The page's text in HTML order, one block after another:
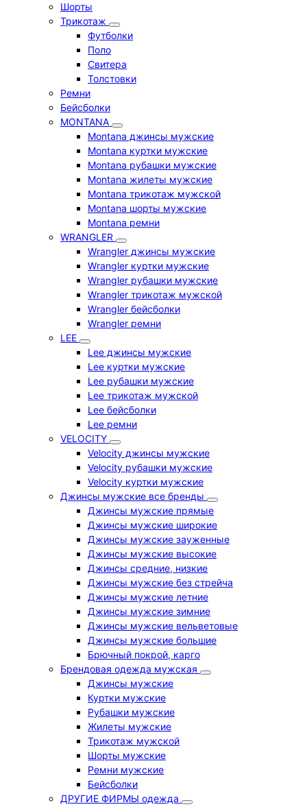
Шорты
Трикотаж
Футболки
Поло
Свитера
Толстовки
Ремни
Бейсболки
MONTANA
Montana джинсы мужские
Montana куртки мужские
Montana рубашки мужские
Montana жилеты мужские
Montana трикотаж мужской
Montana шорты мужские
Montana ремни
WRANGLER
Wrangler джинсы мужские
Wrangler куртки мужские
Wrangler рубашки мужские
Wrangler трикотаж мужской
Wrangler бейсболки
Wrangler ремни
LEE
Lee джинсы мужские
Lee куртки мужские
Lee рубашки мужские
Lee трикотаж мужской
Lee бейсболки
Lee ремни
VELOCITY
Velocity джинсы мужские
Velocity рубашки мужские
Velocity куртки мужские
Джинсы мужские все бренды
Джинсы мужские прямые
Джинсы мужские широкие
Джинсы мужские зауженные
Джинсы мужские высокие
Джинсы средние, низкие
Джинсы мужские без стрейча
Джинсы мужские летние
Джинсы мужские зимние
Джинсы мужские вельветовые
Джинсы мужские большие
Брючный покрой, карго
Брендовая одежда мужская
Джинсы мужские
Куртки мужские
Рубашки мужские
Жилеты мужские
Трикотаж мужской
Шорты мужские
Ремни мужские
Бейсболки
ДРУГИЕ ФИРМЫ одежда